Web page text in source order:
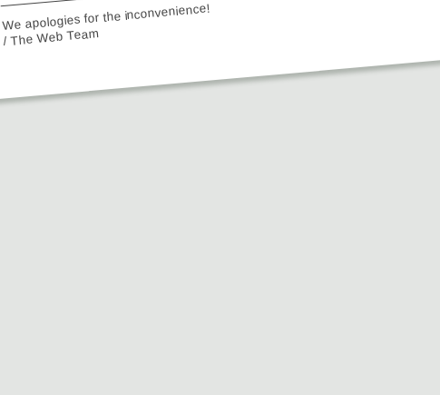
We apologies for the inconvenience!
/ The Web Team